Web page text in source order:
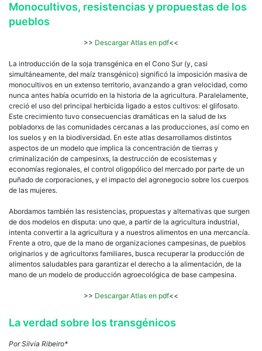
Monocultivos, resistencias y propuestas de los
pueblos
>> Descargar Atlas en pdf<<
La introducción de la soja transgénica en el Cono Sur (y, casi
simultáneamente, del maíz transgénico) significó la imposición masiva de
monocultivos en un extenso territorio, avanzando a gran velocidad, como
nunca antes había ocurrido en la historia de la agricultura. Paralelamente,
creció el uso del principal herbicida ligado a estos cultivos: el glifosato.
Este crecimiento tuvo consecuencias dramáticas en la salud de lxs
pobladorxs de las comunidades cercanas a las producciones, así como en
los suelos y en la biodiversidad. En este atlas desarrollamos distintos
aspectos de un modelo que implica la concentración de tierras y
criminalización de campesinxs, la destrucción de ecosistemas y
economías regionales, el control oligopólico del mercado por parte de un
puñado de corporaciones, y el impacto del agronegocio sobre los cuerpos
de las mujeres.
Abordamos también las resistencias, propuestas y alternativas que surgen
de dos modelos en disputa: uno que, a partir de la agricultura industrial,
intenta convertir a la agricultura y a nuestros alimentos en una mercancía.
Frente a otro, que de la mano de organizaciones campesinas, de pueblos
originarios y de agricultorxs familiares, busca recuperar la producción de
alimentos saludables para garantizar el derecho a la alimentación, de la
mano de un modelo de producción agroecológica de base campesina.
>> Descargar Atlas en pdf<<
La verdad sobre los transgénicos
Por Silvia Ribeiro*